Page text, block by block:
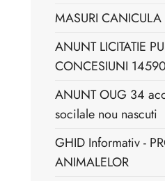
MASURI CANICULA
ANUNT LICITATIE
CONCESIUNI
ANUNT OUG 34
socilale nou nascuti
GHID Informativ -
ANIMALELOR